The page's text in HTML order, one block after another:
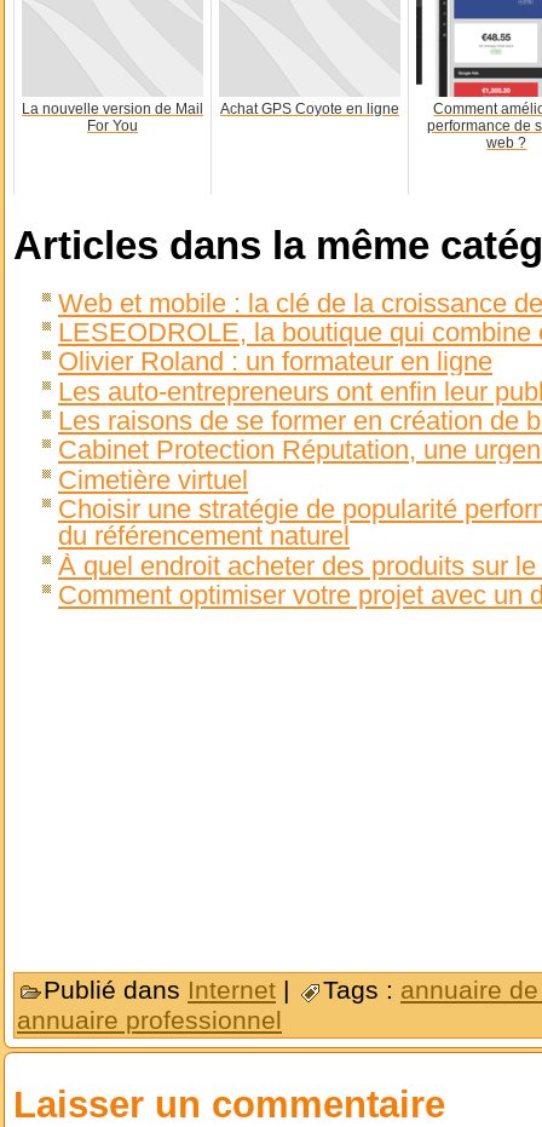
La nouvelle version de Mail
For You
Achat GPS Coyote en ligne
Comment
performance de
web ?
Articles dans la même
Web et mobile : la clé de la croissance
LESEODROLE, la boutique qui
Olivier Roland : un formateur en ligne
Les auto-entrepreneurs ont enfin leur
Les raisons de se former en création de
Cabinet Protection Réputation, une
Cimetière virtuel
Choisir une stratégie de popularité
du référencement naturel
À quel endroit acheter des produits sur
Comment optimiser votre projet avec un
Publié dans Internet | Tags : annuaire
annuaire professionnel
Laisser un commentaire